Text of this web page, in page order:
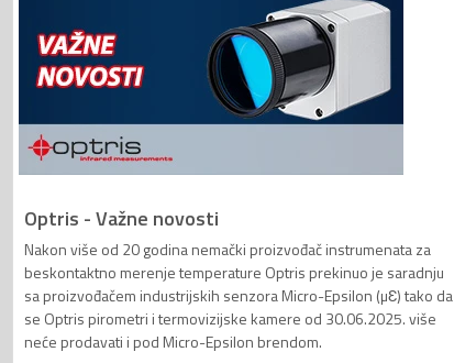
Optris - Važne novosti
Nakon više od 20 godina nemački proizvođač instrumenata za
beskontaktno merenje temperature Optris prekinuo je saradnju
sa proizvođačem industrijskih senzora Micro-Epsilon (µƐ) tako da
se Optris pirometri i termovizijske kamere od 30.06.2025. više
neće prodavati i pod Micro-Epsilon brendom.